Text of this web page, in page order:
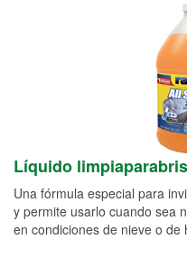
Líquido
Una fórmula especial para
y permite usarlo cuando sea
en condiciones de nieve o de